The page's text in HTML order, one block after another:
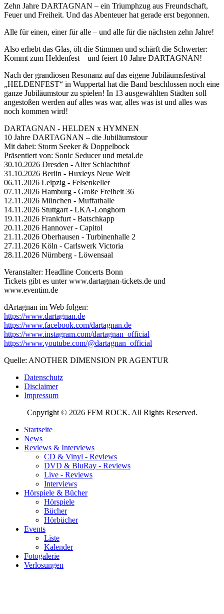
Zehn Jahre DARTAGNAN – ein Triumphzug aus Freundschaft,
Feuer und Freiheit. Und das Abenteuer hat gerade erst begonnen.
Alle für einen, einer für alle – und alle für die nächsten zehn Jahre!
Also erhebt das Glas, ölt die Stimmen und schärft die Schwerter:
Kommt zum Heldenfest – und feiert 10 Jahre DARTAGNAN!
Nach der grandiosen Resonanz auf das eigene Jubiläumsfestival
„HELDENFEST“ in Wuppertal hat die Band beschlossen noch eine
ganze Jubiläumstour zu spielen! In 13 ausgewählten Städten soll
angestoßen werden auf alles was war, alles was ist und alles was
noch kommen wird!
DARTAGNAN - HELDEN x HYMNEN
10 Jahre DARTAGNAN – die Jubiläumstour
Mit dabei: Storm Seeker & Doppelbock
Präsentiert von: Sonic Seducer und metal.de
30.10.2026 Dresden - Alter Schlachthof
31.10.2026 Berlin - Huxleys Neue Welt
06.11.2026 Leipzig - Felsenkeller
07.11.2026 Hamburg - Große Freiheit 36
12.11.2026 München - Muffathalle
14.11.2026 Stuttgart - LKA-Longhorn
19.11.2026 Frankfurt - Batschkapp
20.11.2026 Hannover - Capitol
21.11.2026 Oberhausen - Turbinenhalle 2
27.11.2026 Köln - Carlswerk Victoria
28.11.2026 Nürnberg - Löwensaal
Veranstalter: Headline Concerts Bonn
Tickets gibt es unter www.dartagnan-tickets.de und
www.eventim.de
dArtagnan im Web folgen:
https://www.dartagnan.de
https://www.facebook.com/dartagnan.de
https://www.instagram.com/dartagnan_official
https://www.youtube.com/@dartagnan_official
Quelle: ANOTHER DIMENSION PR AGENTUR
Datenschutz
Disclaimer
Impressum
Copyright © 2026 FFM ROCK. All Rights Reserved.
Startseite
News
Reviews & Interviews
CD & Vinyl - Reviews
DVD & BluRay - Reviews
Live - Reviews
Interviews
Hörspiele & Bücher
Hörspiele
Bücher
Hörbücher
Events
Liste
Kalender
Fotogalerie
Verlosungen